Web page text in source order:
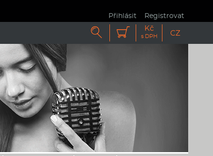
Přihlásit Registrovat
  Kč
s DPH CZ